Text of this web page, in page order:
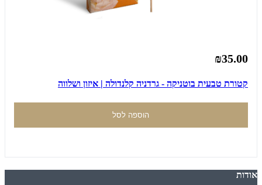
₪35.00
קטורת טבעית בוטניקה - גרדניה קלנדולה | איזון ושלווה
הוספה לסל
אודות